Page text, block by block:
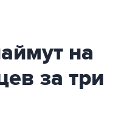
на
за три